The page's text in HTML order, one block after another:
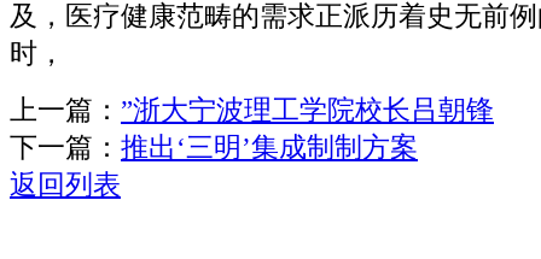
及，医疗健康范畴的需求正派历着史无前
时，
上一篇： ”浙大宁波理工学院校长吕朝锋
下一篇： 推出‘三明’集成制制方案
返回列表